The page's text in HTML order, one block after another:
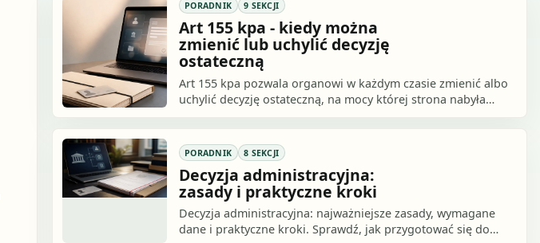
PORADNIK 9 SEKCJI
Art 155 kpa - kiedy można
zmienić lub uchylić decyzję
ostateczną
Art 155 kpa pozwala organowi w każdym czasie zmienić albo
uchylić decyzję ostateczną, na mocy której strona nabyła
PORADNIK 8 SEKCJI
Decyzja administracyjna:
zasady i praktyczne kroki
Decyzja administracyjna: najważniejsze zasady, wymagane
dane i praktyczne kroki. Sprawdź, jak przygotować się do